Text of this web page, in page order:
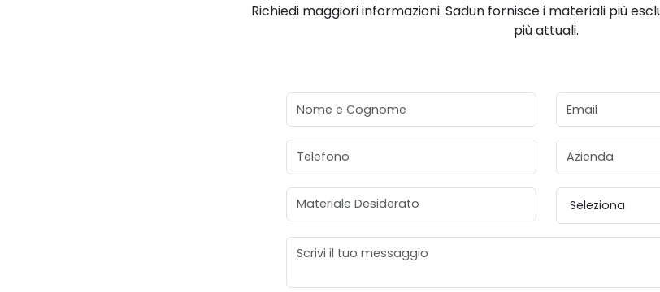
Richiedi maggiori informazioni. Sadun fornisce i materiali più
più attuali.
Nome e Cognome Email
Telefono Azienda
Materiale Desiderato Provincia
Messaggio